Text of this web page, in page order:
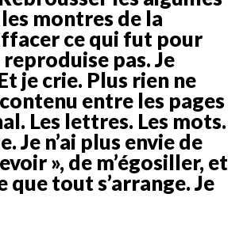
montres de la
ce qui fut pour
reproduise pas. Je
je crie. Plus rien ne
entre les pages
Les lettres. Les mots.
Je n’ai plus envie de
», de m’égosiller, et
que tout s’arrange. Je